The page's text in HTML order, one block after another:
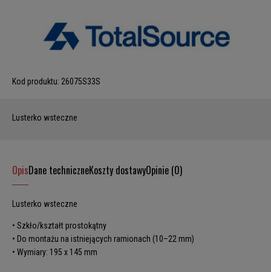
Kod produktu: 26075S33S
Lusterko wsteczne
OpisDane techniczneKoszty dostawyOpinie (0)
Lusterko wsteczne
• Szkło/kształt prostokątny
• Do montażu na istniejących ramionach (10–22 mm)
• Wymiary: 195 x 145 mm